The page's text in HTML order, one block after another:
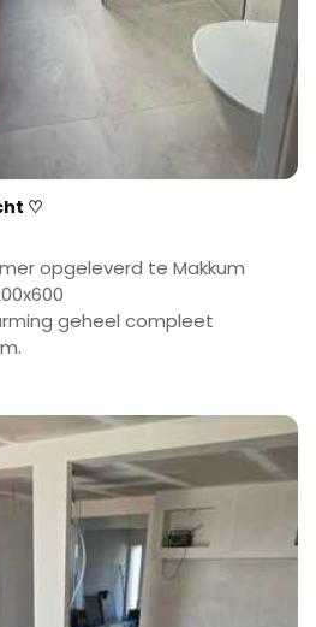
♡
opgeleverd te Makkum
geheel compleet